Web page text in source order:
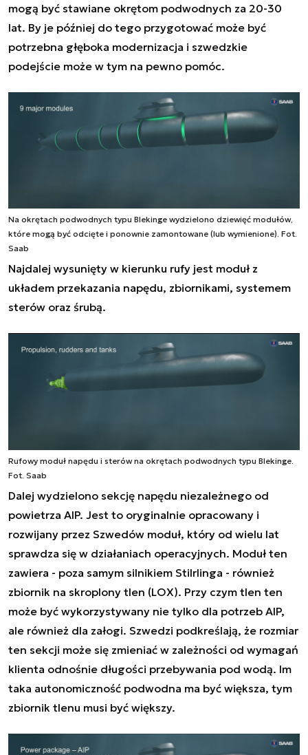
mogą być stawiane okrętom podwodnych za 20-30
lat. By je później do tego przygotować może być
potrzebna głęboka modernizacja i szwedzkie
podejście może w tym na pewno pomóc.
Na okrętach podwodnych typu Blekinge wydzielono dziewięć modułów,
które mogą być odcięte i ponownie zamontowane (lub wymienione). Fot.
Saab
Najdalej wysunięty w kierunku rufy jest moduł z
układem przekazania napędu, zbiornikami, systemem
sterów oraz śrubą.
Rufowy moduł napędu i sterów na okrętach podwodnych typu Blekinge.
Fot. Saab
Dalej wydzielono sekcję napędu niezależnego od
powietrza AIP. Jest to oryginalnie opracowany i
rozwijany przez Szwedów moduł, który od wielu lat
sprawdza się w działaniach operacyjnych. Moduł ten
zawiera - poza samym silnikiem Stilrlinga - również
zbiornik na skroplony tlen (LOX). Przy czym tlen ten
może być wykorzystywany nie tylko dla potrzeb AIP,
ale również dla załogi. Szwedzi podkreślają, że rozmiar
ten sekcji może się zmieniać w zależności od wymagań
klienta odnośnie długości przebywania pod wodą. Im
taka autonomiczność podwodna ma być większa, tym
zbiornik tlenu musi być większy.